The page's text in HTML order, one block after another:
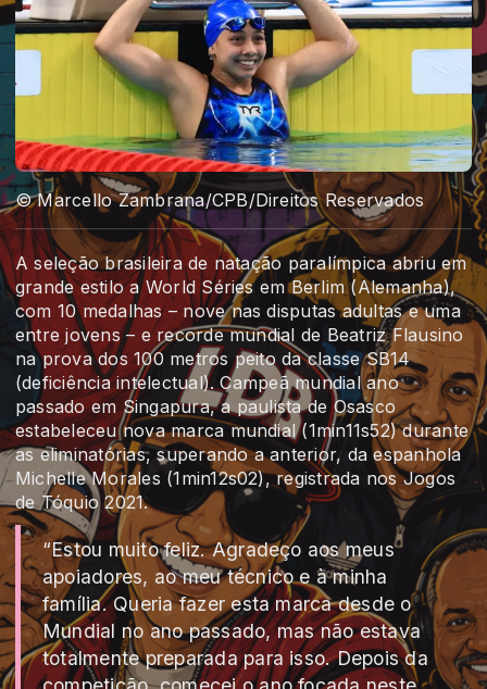
© Marcello Zambrana/CPB/Direitos Reservados
A seleção brasileira de natação paralímpica abriu em
grande estilo a World Séries em Berlim (Alemanha),
com 10 medalhas – nove nas disputas adultas e uma
entre jovens – e recorde mundial de Beatriz Flausino
na prova dos 100 metros peito da classe SB14
(deficiência intelectual). Campeã mundial ano
passado em Singapura, a paulista de Osasco
estabeleceu nova marca mundial (1min11s52) durante
as eliminatórias, superando a anterior, da espanhola
Michelle Morales (1min12s02), registrada nos Jogos
de Tóquio 2021.
“Estou muito feliz. Agradeço aos meus
apoiadores, ao meu técnico e à minha
família. Queria fazer esta marca desde o
Mundial no ano passado, mas não estava
totalmente preparada para isso. Depois da